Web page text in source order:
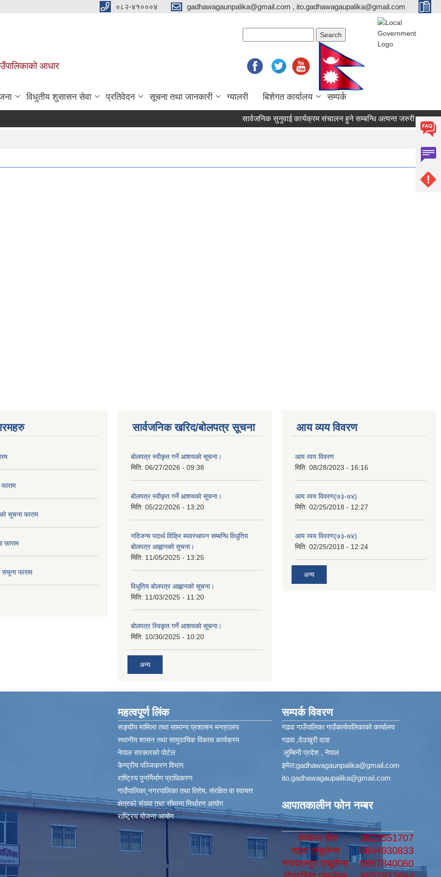
०८२-४१०००४ gadhawagaunpalika@gmail.com , ito.gadhawagaupalika@gmail.com
आधार
विधुतीय शुसासन सेवा प्रतिवेदन सूचना तथा जानकारी ग्यालरी बिशेगत कार्यालय सम्पर्क
सार्वजनिक सुनुवाई कार्यक्रम संचालन हुने सम्बन्धि अत्यन्त जरुरी सूचना।
सूचना फाराम
फाराम
सचूना फाराम
सार्वजनिक खरिद/बोलपत्र सूचना
बोलपत्र स्वीकृत गर्ने आशयको सूचना।
मिति: 06/27/2026 - 09:38
बोलपत्र स्वीकृत गर्ने आशयको सूचना।
मिति: 05/22/2026 - 13:20
नदिजन्य पदार्थ विक्रि ब्यवस्थापन सम्बन्धि विधुतिय
बोलपत्र आह्वानको सुचना।
मिति: 11/05/2025 - 13:25
विधुतिय बोलपत्र आह्वानको सूचना।
मिति: 11/03/2025 - 11:20
बोलपत्र स्विकृत गर्ने आशयको सूचना।
मिति: 10/30/2025 - 10:20
अन्य
आय व्यय विवरण
आय व्यय विवरण
मिति: 08/28/2023 - 16:16
आय व्यय विवरण(७३-७४)
मिति: 02/25/2018 - 12:27
आय व्यय विवरण(७३-७४)
मिति: 02/25/2018 - 12:24
अन्य
महत्वपूर्ण लिंक
सङ्घीय मामिला तथा सामान्य प्रशासन मन्त्रालय
स्थानीय शासन तथा सामुदायिक विकास कार्यक्रम
नेपाल सरकारको पोर्टल
केन्द्रीय पञ्जिकरण विभाग
राष्ट्रिय पुनर्निर्माण प्राधिकरण
गाउँपालिका¸नगरपालिका तथा विशेष, संरक्षित वा स्वायत्त
क्षेत्रको संख्या तथा सीमाना निर्धारण आयोग​
राष्ट्रिय योजना आयोग
सम्पर्क विवरण
गढवा गाउँपालिका गाउँकार्यपालिकाको कार्यालय
गढवा ,देउखुरी दाङ
लुम्बिनी प्रदेश , नेपाल
इमेल:gadhawagaunpalika@gmail.com
ito.gadhawagaupalika@gmail.com
आपातकालीन फोन नम्बर
दमकल सेवा
9823551707
गढवा एम्बुलेन्स
9844930833
गंगापरस्पुर एम्बुलेन्स9857840060